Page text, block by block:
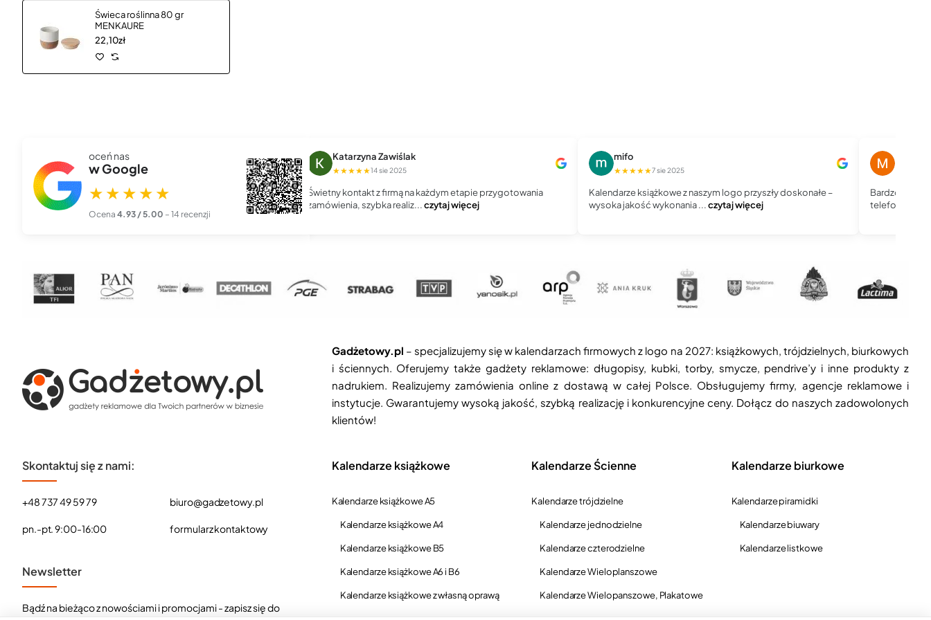
Świeca roślinna 80 gr
MENKAURE
22,10zł
oceń nas
w Google
★★★★★
Ocena 4.93 / 5.00 – 14 recenzji
szef00l 666
★★★★★27 lis 2025
Piękna, profesjonalna robota. Zamówiłem kalendarze z logo
firmy i przyszły dokła...
Katarzyna Zawiślak
★★★★★14 sie 2025
Świetny kontakt z firmą na każdym etapie przygotowania
zamówienia, szybka realiz...czytaj więcej
mifo
★★★★★7 sie 2025
Kalendarze książkowe z naszym logo przyszły doskonałe –
wysoka jakość wykonania ...czytaj więcej
Bardzo dobry
telefoniczny,
Gadżetowy.pl – specjalizujemy się w kalendarzach firmowych z logo na 2027: książkowych, trójdzielnych, biurkowych
i ściennych. Oferujemy także gadżety reklamowe: długopisy, kubki, torby, smycze, pendrive’y i inne produkty z
nadrukiem. Realizujemy zamówienia online z dostawą w całej Polsce. Obsługujemy firmy, agencje reklamowe i
instytucje. Gwarantujemy wysoką jakość, szybką realizację i konkurencyjne ceny. Dołącz do naszych zadowolonych
klientów!
Skontaktuj się z nami:
+48 737 49 59 79
pn.-pt. 9:00-16:00
biuro@gadzetowy.pl
formularz kontaktowy
Newsletter
Bądź na bieżąco z nowościami i promocjami - zapisz się do
Kalendarze książkowe
Kalendarze książkowe A5
Kalendarze książkowe A4
Kalendarze książkowe B5
Kalendarze książkowe A6 i B6
Kalendarze książkowe z własną oprawą
Kalendarze Ścienne
Kalendarze trójdzielne
Kalendarze jednodzielne
Kalendarze czterodzielne
Kalendarze Wieloplanszowe
Kalendarze Wielopanszowe, Plakatowe
Kalendarze biurkowe
Kalendarze piramidki
Kalendarze biuwary
Kalendarze listkowe